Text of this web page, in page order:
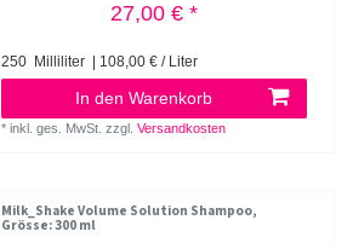
27,00 € *
250 Milliliter | 108,00 € / Liter
In den Warenkorb
*inkl. ges. MwSt. zzgl.Versandkosten
Milk_Shake Volume Solution Shampoo,
Grösse: 300 ml